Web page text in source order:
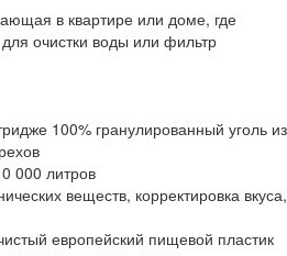
в квартире или доме, где
очистки воды или фильтр
100% гранулированный уголь из
000 литров
веществ, корректировка вкуса,
европейский пищевой пластик